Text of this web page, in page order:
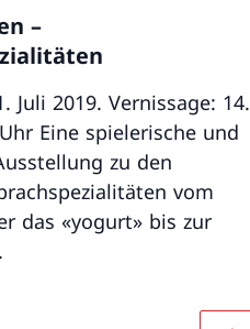
–
Juli 2019. Vernissage: 14.
und
zu den
vom
das «yogurt» bis zur